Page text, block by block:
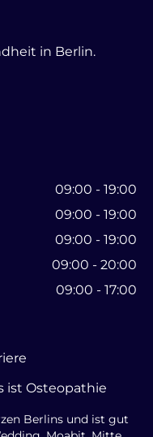
in Berlin.
09:00 - 19:00
09:00 - 19:00
09:00 - 19:00
09:00 - 20:00
09:00 - 17:00
ist Osteopathie
Berlins und ist gut